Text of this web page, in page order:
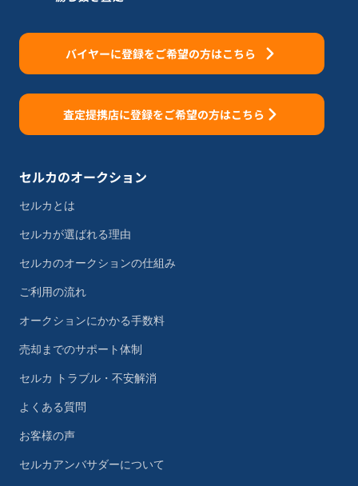
バイヤーに登録をご希望の方はこちら
査定提携店に登録をご希望の方はこちら
セルカのオークション
セルカとは
セルカが選ばれる理由
セルカのオークションの仕組み
ご利用の流れ
オークションにかかる手数料
売却までのサポート体制
セルカ トラブル・不安解消
よくある質問
お客様の声
セルカアンバサダーについて